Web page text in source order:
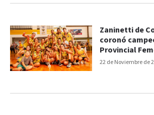
22 de Noviembre de
Zaninetti de
coronó
Provincial